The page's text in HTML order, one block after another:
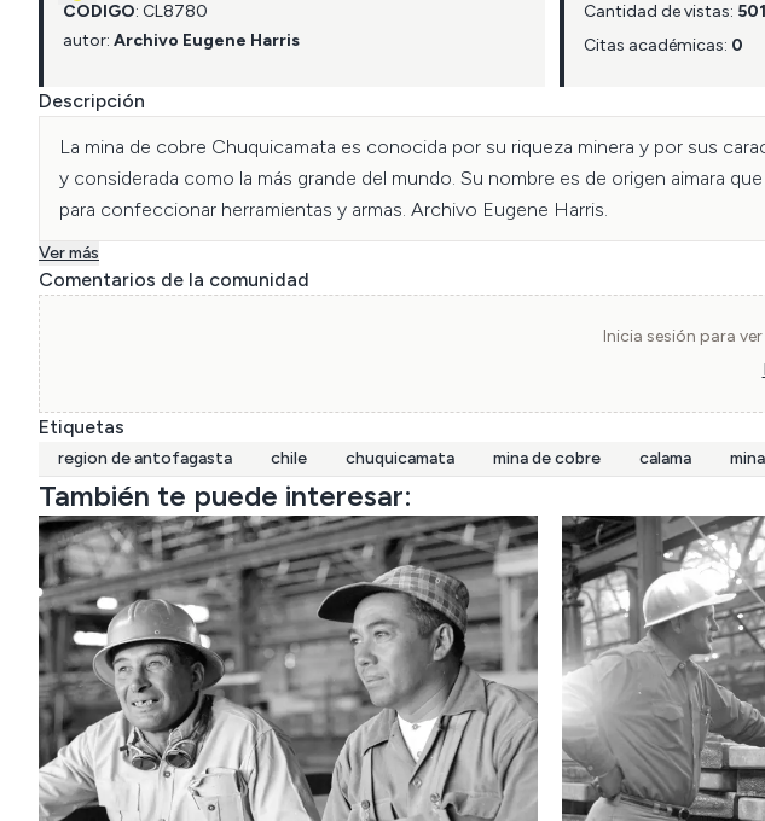
CÓDIGO: CL8780
autor: Archivo Eugene Harris
Cantidad de vistas:
Citas académicas: 0
Descripción
La mina de cobre Chuquicamata es conocida por su riqueza minera y por sus
y considerada como la más grande del mundo. Su nombre es de origen aimara
para confeccionar herramientas y armas. Archivo Eugene Harris.
Ver más
Comentarios de la comunidad
Inicia sesión para
Etiquetas
region de antofagasta chile chuquicamata mina de cobre calama mina
También te puede interesar: